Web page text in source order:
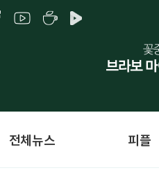
전체뉴스 피플